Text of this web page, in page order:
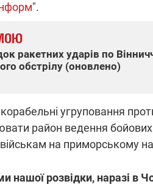
".
ракетних ударів по
обстрілу (оновлено)
угруповання
район ведення бойових
на приморському
нашої розвідки, наразі в
ВІДКЛЮЧЕННЯ СВІТЛА В
областях залишається без
російських обстрілів
Готуйте павербанки: через
08.09.2025 12:09